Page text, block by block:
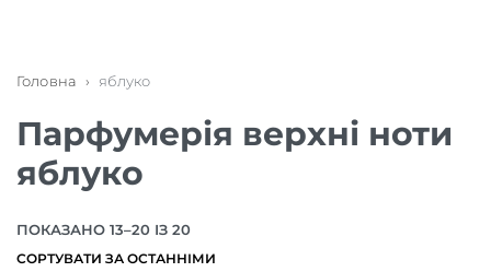
Головна › яблуко
Парфумерія верхні ноти
яблуко
ПОКАЗАНО 13–20 ІЗ 20